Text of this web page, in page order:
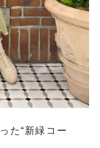
た“新緑コー